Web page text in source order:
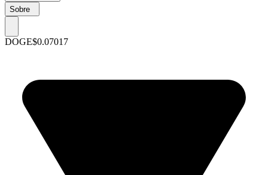
Sobre
DOGE$0.07017